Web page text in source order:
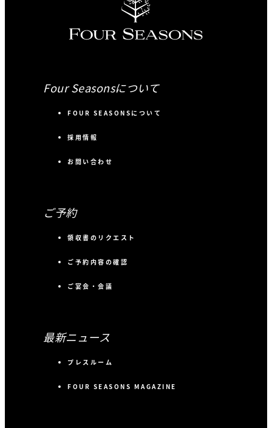
Four Seasonsについて
FOUR SEASONSについて
採用情報
お問い合わせ
ご予約
領収書のリクエスト
ご予約内容の確認
ご宴会・会議
最新ニュース
プレスルーム
FOUR SEASONS MAGAZINE